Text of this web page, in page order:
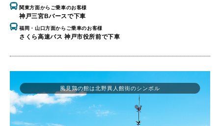
関東方面からご乗車のお客様
神戸三宮Bバースで下車
福岡・山口方面からご乗車のお客様
さくら高速バス 神戸市役所前で下車
風見鶏の館は北野異人館街のシンボル